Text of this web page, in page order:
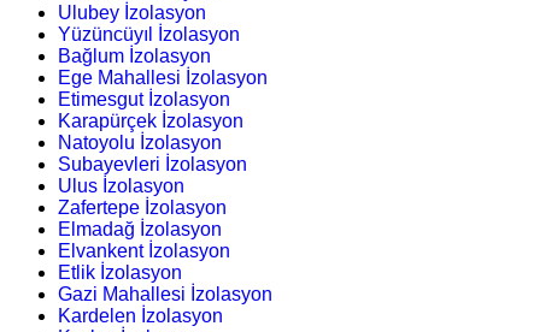
Ulubey İzolasyon
Yüzüncüyıl İzolasyon
Bağlum İzolasyon
Ege Mahallesi İzolasyon
Etimesgut İzolasyon
Karapürçek İzolasyon
Natoyolu İzolasyon
Subayevleri İzolasyon
Ulus İzolasyon
Zafertepe İzolasyon
Elmadağ İzolasyon
Elvankent İzolasyon
Etlik İzolasyon
Gazi Mahallesi İzolasyon
Kardelen İzolasyon